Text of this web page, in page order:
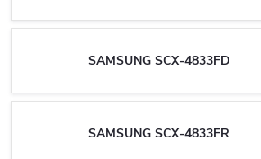
SAMSUNG SCX-4833FD
SAMSUNG SCX-4833FR